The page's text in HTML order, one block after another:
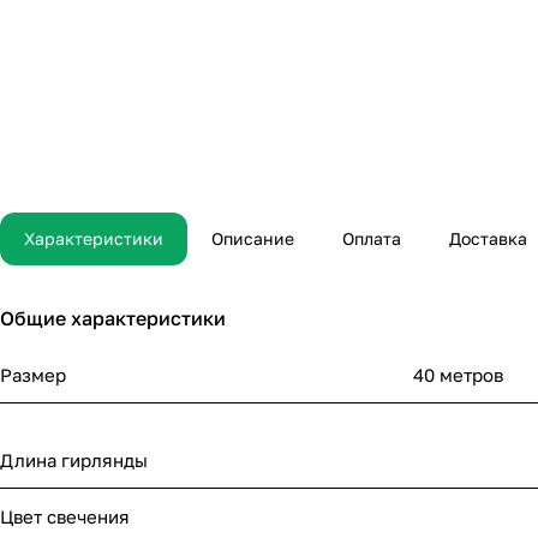
Характеристики Описание Оплата Доставка
Общие характеристики
Размер 40 метров
Длина гирлянды
Цвет свечения